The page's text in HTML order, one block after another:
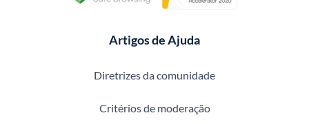
Artigos de Ajuda
Diretrizes da comunidade
Critérios de moderação